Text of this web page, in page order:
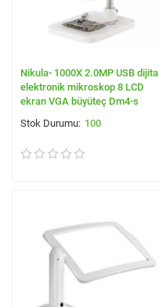
Nikula- 1000X 2.0MP USB dijital
elektronik mikroskop 8 LCD
ekran VGA büyüteç Dm4-s
100